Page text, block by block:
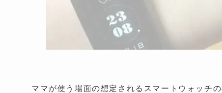
ママが使う場面の想定されるスマートウォッチ